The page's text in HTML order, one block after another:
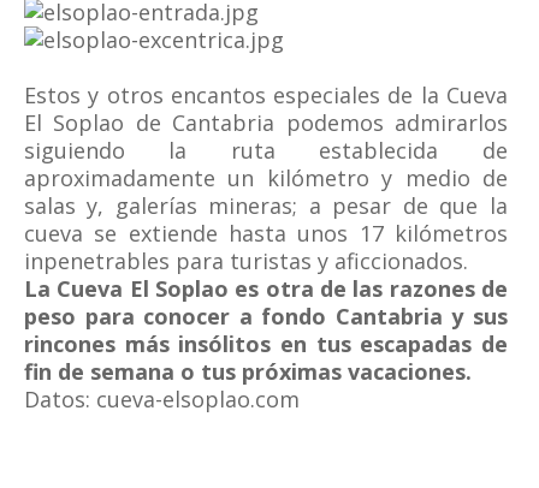
Estos y otros encantos especiales de la Cueva
El Soplao de Cantabria podemos admirarlos
siguiendo la ruta establecida de
aproximadamente un kilómetro y medio de
salas y, galerías mineras; a pesar de que la
cueva se extiende hasta unos 17 kilómetros
inpenetrables para turistas y aficcionados.
La Cueva El Soplao es otra de las razones de
peso para conocer a fondo Cantabria y sus
rincones más insólitos en tus escapadas de
fin de semana o tus próximas vacaciones.
Datos: cueva-elsoplao.com